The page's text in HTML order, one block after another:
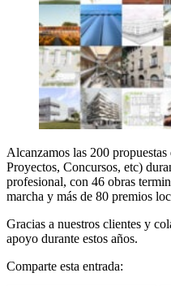
Alcanzamos las 200
Proyectos, Concursos, etc)
profesional, con 46 obras
marcha y más de 80 premios
Gracias a nuestros clientes y
apoyo durante estos años.
Comparte esta entrada: